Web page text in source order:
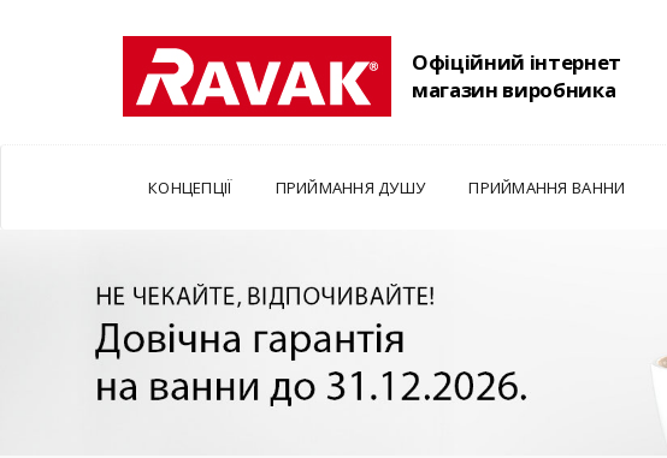
Офіційний інтернет
магазин виробника
КОНЦЕПЦІЇ ПРИЙМАННЯ ДУШУ ПРИЙМАННЯ ВАННИ